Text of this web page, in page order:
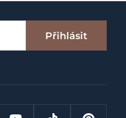
Přihlásit